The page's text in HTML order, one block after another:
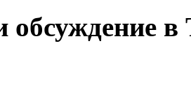
обсуждение